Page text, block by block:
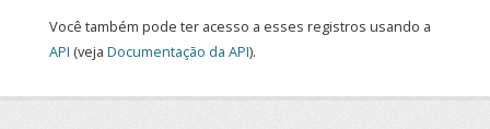
Você também pode ter acesso a esses registros usando a
API (veja Documentação da API).